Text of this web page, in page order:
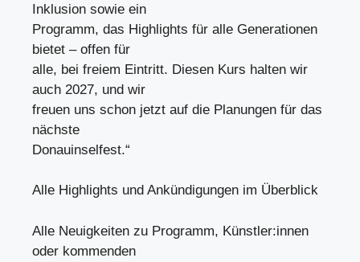
Inklusion sowie ein
Programm, das Highlights für alle Generationen
bietet – offen für
alle, bei freiem Eintritt. Diesen Kurs halten wir
auch 2027, und wir
freuen uns schon jetzt auf die Planungen für das
nächste
Donauinselfest.“
Alle Highlights und Ankündigungen im Überblick
Alle Neuigkeiten zu Programm, Künstler:innen
oder kommenden